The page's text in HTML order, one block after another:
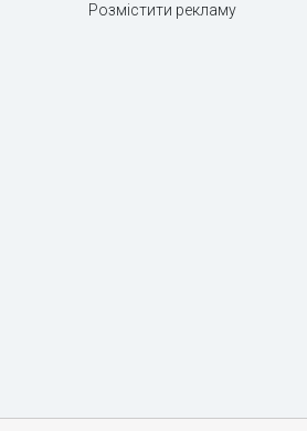
Розмістити рекламу